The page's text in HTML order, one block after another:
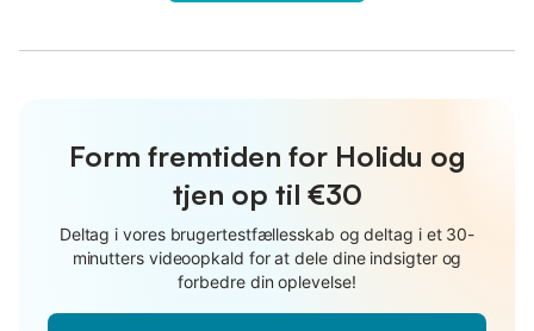
Form fremtiden for Holidu og
tjen op til €30
Deltag i vores brugertestfællesskab og deltag i et 30-
minutters videoopkald for at dele dine indsigter og
forbedre din oplevelse!